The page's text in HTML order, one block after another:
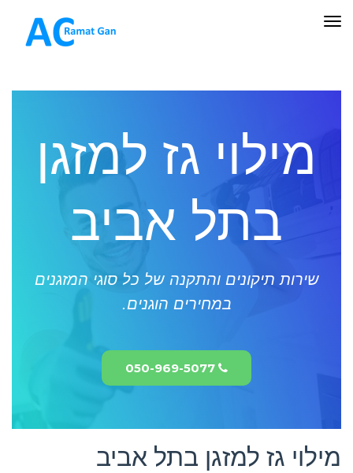
תפריט
מילוי גז למזגן
בתל אביב
שירות תיקונים והתקנה של כל סוגי המזגנים
במחירים הוגנים.
050-969-5077
מילוי גז למזגן בתל אביב